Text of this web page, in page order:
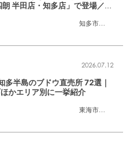
知多市
,半田市
半田店・知多店」で登場／ち
東海市
,大府市
2026.07.12
多半島のブドウ直売所 72選｜
かエリア別に一挙紹介